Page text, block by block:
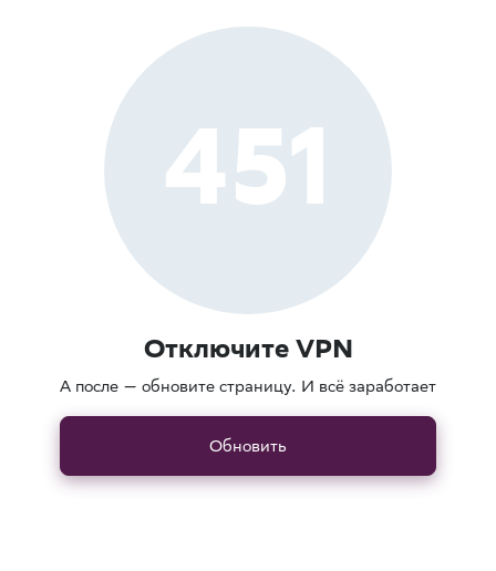
451
Отключите VPN
А после — обновите страницу. И всё заработает
Обновить